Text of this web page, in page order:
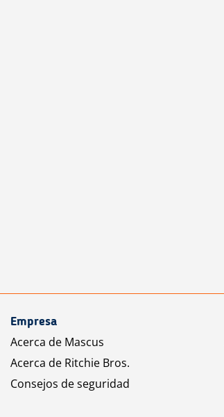
Empresa
Acerca de Mascus
Acerca de Ritchie Bros.
Consejos de seguridad